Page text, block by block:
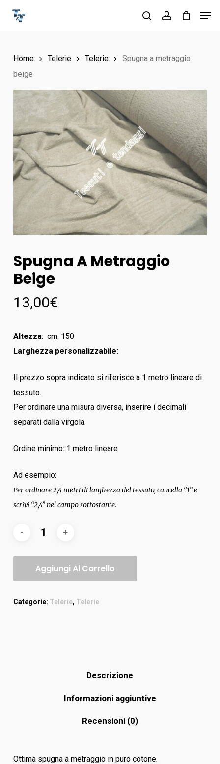
searchaccount
Home Telerie Telerie
Spugna a metraggio
beige
Spugna A Metraggio
Beige
13,00€
Altezza: cm. 150
Larghezza personalizzabile:
Il prezzo sopra indicato si riferisce a 1 metro lineare di
tessuto.
Per ordinare una misura diversa, inserire i decimali
separati dalla virgola.
Ordine minimo: 1 metro lineare
Ad esempio:
Per ordinare 2,4 metri di larghezza del tessuto, cancella “1” e
scrivi “2,4” nel campo sottostante.
Aggiungi Al Carrello
Categorie: Telerie, Telerie
Descrizione
Informazioni aggiuntive
Recensioni (0)
Ottima spugna a metraggio in puro cotone.